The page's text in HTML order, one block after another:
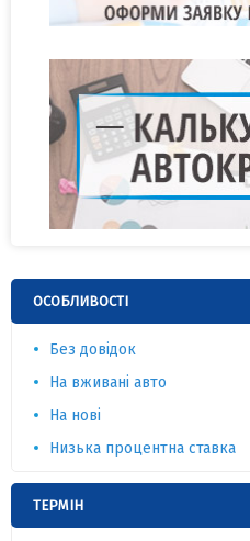
ОСОБЛИВОСТІ
Без довідок
На вживані авто
На нові
Низька процентна ставка
ТЕРМІН